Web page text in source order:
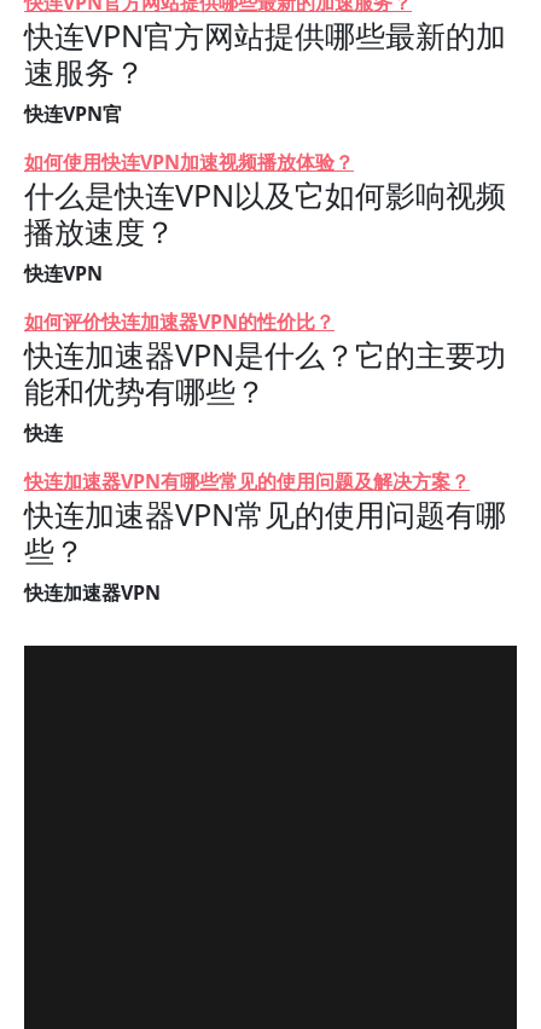
快连VPN官方网站提供哪些最新的加
速服务？
快连VPN官
如何使用快连VPN加速视频播放体验？
什么是快连VPN以及它如何影响视频
播放速度？
快连VPN
如何评价快连加速器VPN的性价比？
快连加速器VPN是什么？它的主要功
能和优势有哪些？
快连
快连加速器VPN有哪些常见的使用问题及解决方案？
快连加速器VPN常见的使用问题有哪
些？
快连加速器VPN